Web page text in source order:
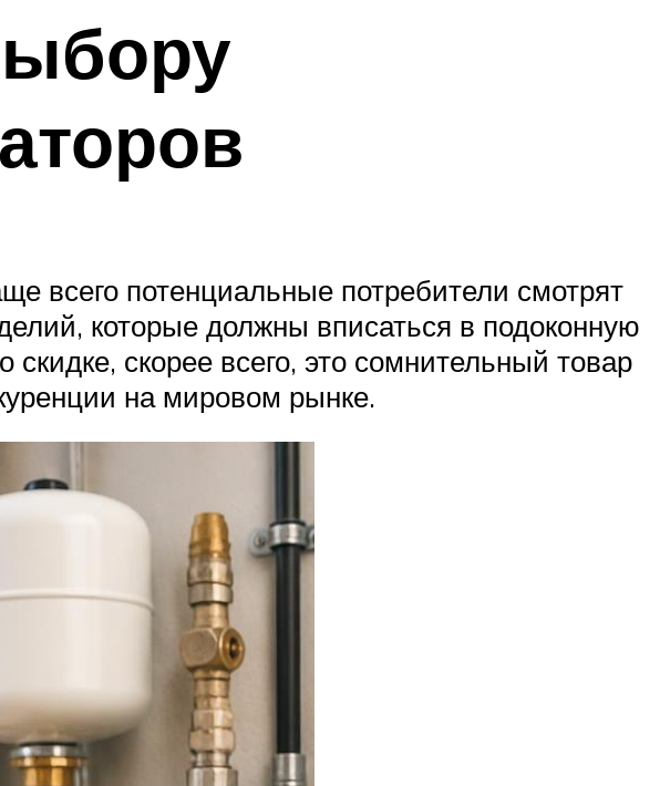
всего потенциальные потребители смотрят
которые должны вписаться в подоконную
скорее всего, это сомнительный товар
на мировом рынке.